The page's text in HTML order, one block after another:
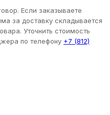
Если заказываете
за доставку складывается
Уточнить стоимость
по телефону +7 (812)